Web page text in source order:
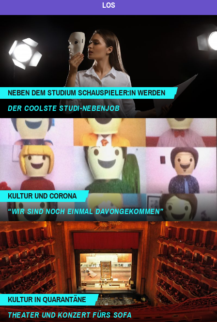
LOS
NEBEN DEM STUDIUM SCHAUSPIELER:IN WERDEN
DER COOLSTE STUDI-NEBENJOB
KULTUR UND CORONA
“WIR SIND NOCH EINMAL DAVONGEKOMMEN”
KULTUR IN QUARANTÄNE
THEATER UND KONZERT FÜRS SOFA